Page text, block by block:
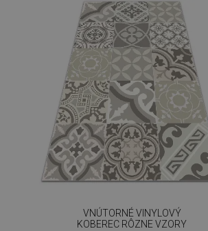
VNÚTORNÉ VINYLOVÝ
KOBEREC RÔZNE VZORY